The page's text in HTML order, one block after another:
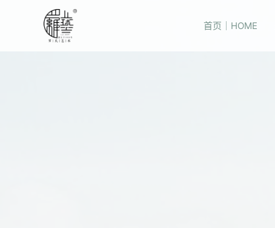
首页｜HOME